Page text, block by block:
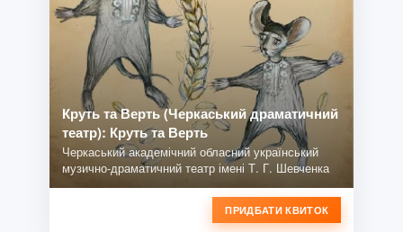
Круть та Верть (Черкаський драматичний
театр): Круть та Верть
Черкаський академічний обласний український
музично-драматичний театр імені Т. Г. Шевченка
ПРИДБАТИ КВИТОК